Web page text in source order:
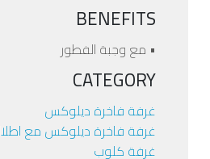
BENEFITS
• مع وجبة الفطور
CATEGORY
غرفة فاخرة ديلوكس
غرفة فاخرة ديلوكس مع
غرفة كلوب